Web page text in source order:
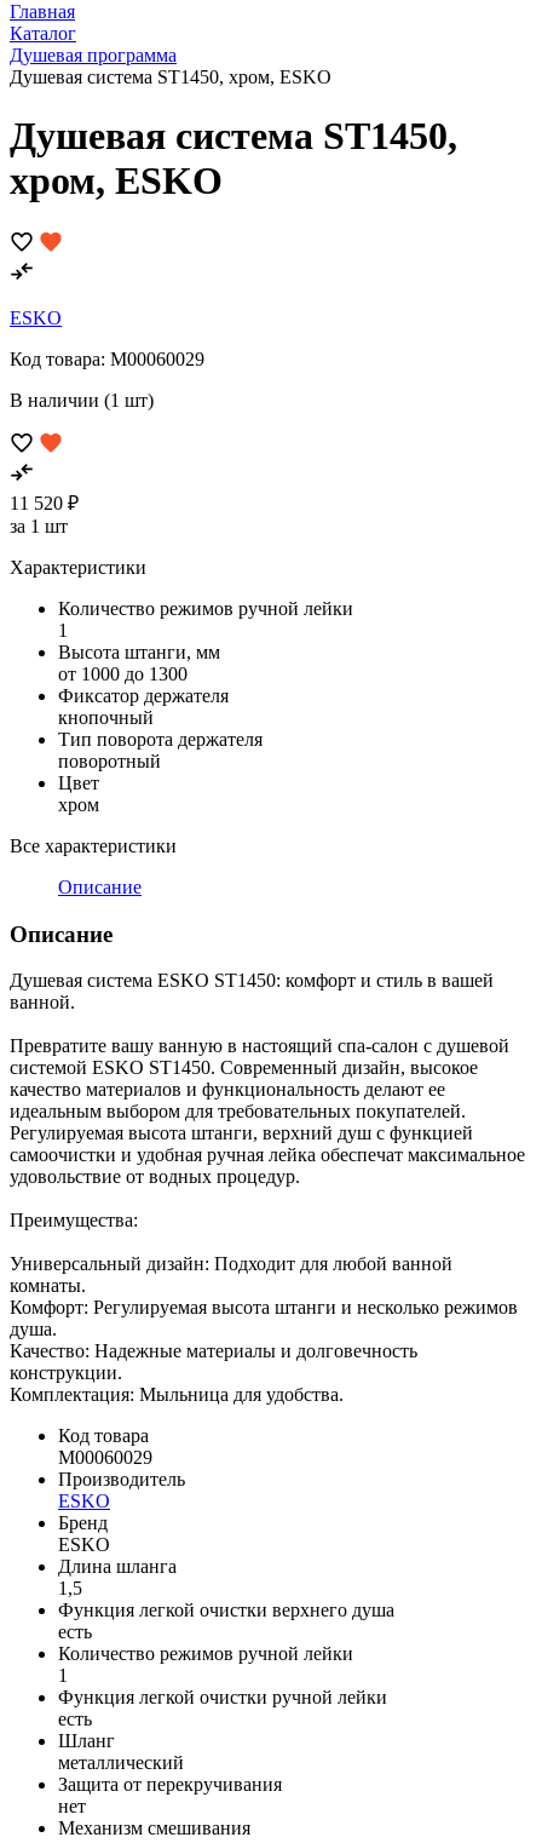
Главная
Каталог
Душевая программа
Душевая система ST1450, хром, ESKO
Душевая система ST1450,
хром, ESKO
ESKO
Код товара: M00060029
В наличии (1 шт)
11 520 ₽
за 1 шт
Характеристики
Количество режимов ручной лейки
1
Высота штанги, мм
от 1000 до 1300
Фиксатор держателя
кнопочный
Тип поворота держателя
поворотный
Цвет
хром
Все характеристики
Описание
Описание
Душевая система ESKO ST1450: комфорт и стиль в вашей
ванной.
Превратите вашу ванную в настоящий спа-салон с душевой
системой ESKO ST1450. Современный дизайн, высокое
качество материалов и функциональность делают ее
идеальным выбором для требовательных покупателей.
Регулируемая высота штанги, верхний душ с функцией
самоочистки и удобная ручная лейка обеспечат максимальное
удовольствие от водных процедур.
Преимущества:
Универсальный дизайн: Подходит для любой ванной
комнаты.
Комфорт: Регулируемая высота штанги и несколько режимов
душа.
Качество: Надежные материалы и долговечность
конструкции.
Комплектация: Мыльница для удобства.
Код товара
M00060029
Производитель
ESKO
Бренд
ESKO
Длина шланга
1,5
Функция легкой очистки верхнего душа
есть
Количество режимов ручной лейки
1
Функция легкой очистки ручной лейки
есть
Шланг
металлический
Защита от перекручивания
нет
Механизм смешивания